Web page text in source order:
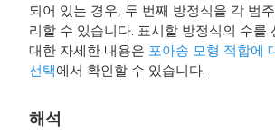
되어 있는 경우, 두 번째 방정식을 각 범
리할 수 있습니다. 표시할 방정식의 수를
대한 자세한 내용은 포아송 모형 적합에
선택에서 확인할 수 있습니다.
해석